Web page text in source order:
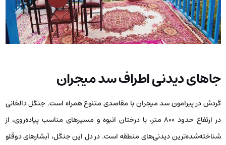
جاهای دیدنی اطراف سد میجران
گردش در پیرامون سد میجران با مقاصدی متنوع همراه است. جنگل دالخانی
در ارتفاع حدود ۸۰۰ متر، با درختان انبوه و مسیرهای مناسب پیاده‌روی، از
شناخته‌شده‌ترین دیدنی‌های منطقه است. در دل این جنگل، آبشارهای دوقلو